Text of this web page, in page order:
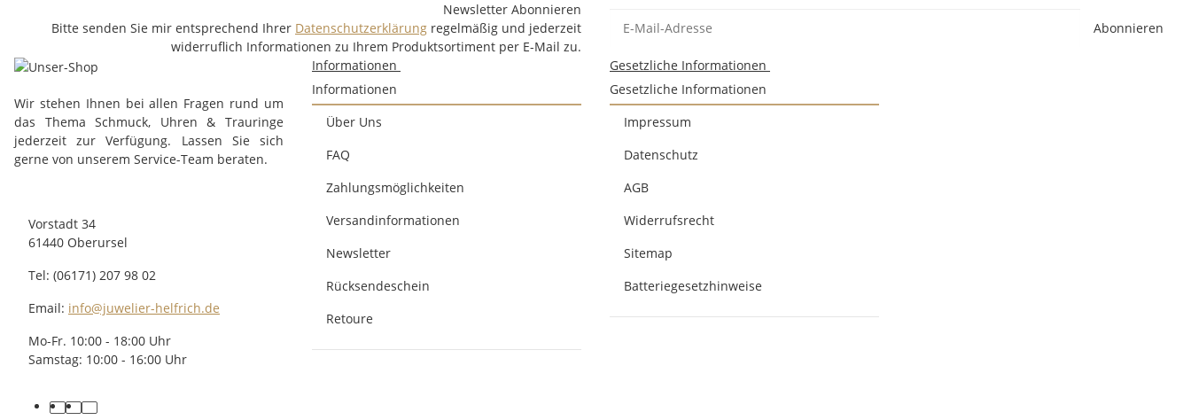
Newsletter Abonnieren
Bitte senden Sie mir entsprechend Ihrer Datenschutzerklärung regelmäßig und jederzeit
widerruflich Informationen zu Ihrem Produktsortiment per E-Mail zu.
Abonnieren
Wir stehen Ihnen bei allen Fragen rund um
das Thema Schmuck, Uhren & Trauringe
jederzeit zur Verfügung. Lassen Sie sich
gerne von unserem Service-Team beraten.
Vorstadt 34
61440 Oberursel
Tel: (06171) 207 98 02
Email: info@juwelier-helfrich.de
Mo-Fr. 10:00 - 18:00 Uhr
Samstag: 10:00 - 16:00 Uhr
Informationen
Informationen
Über Uns
FAQ
Zahlungsmöglichkeiten
Versandinformationen
Newsletter
Rücksendeschein
Retoure
Gesetzliche Informationen
Gesetzliche Informationen
Impressum
Datenschutz
AGB
Widerrufsrecht
Sitemap
Batteriegesetzhinweise